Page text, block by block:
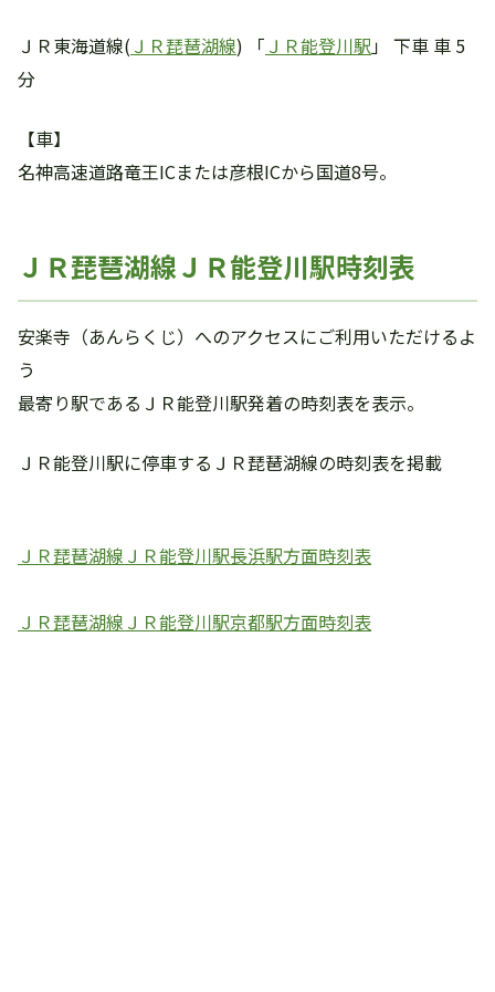
ＪＲ東海道線( ＪＲ琵琶湖線) 「 ＪＲ能登川駅」 下車 車 5
分
【車】
名神高速道路竜王ICまたは彦根ICから国道8号。
ＪＲ琵琶湖線ＪＲ能登川駅時刻表
安楽寺（あんらくじ）へのアクセスにご利用いただけるよ
う
最寄り駅であるＪＲ能登川駅発着の時刻表を表示。
ＪＲ能登川駅に停車するＪＲ琵琶湖線の時刻表を掲載
ＪＲ琵琶湖線ＪＲ能登川駅長浜駅方面時刻表
ＪＲ琵琶湖線ＪＲ能登川駅京都駅方面時刻表